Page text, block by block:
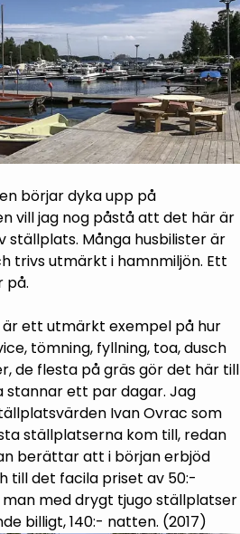
börjar dyka upp på
vill jag nog påstå att det här är
ställplats. Många husbilister är
trivs utmärkt i hamnmiljön. Ett
på.
är ett utmärkt exempel på hur
tömning, fyllning, toa, dusch
de flesta på gräs gör det här till
stannar ett par dagar. Jag
Ivan Ovrac som
ställplatserna kom till, redan
berättar att i början erbjöd
till det facila priset av 50:-
med drygt tjugo ställplatser
billigt, 140:- natten. (2017)